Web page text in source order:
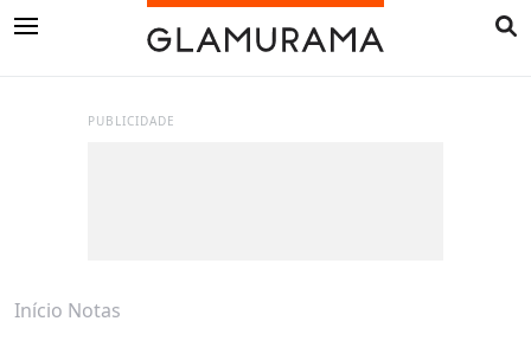
PUBLICIDADE
Início Notas